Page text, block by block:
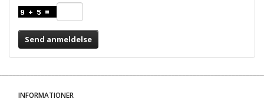
Send anmeldelse
INFORMATIONER